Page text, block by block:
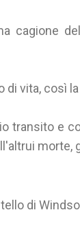
cagione
vita, così
transito e
morte,
di